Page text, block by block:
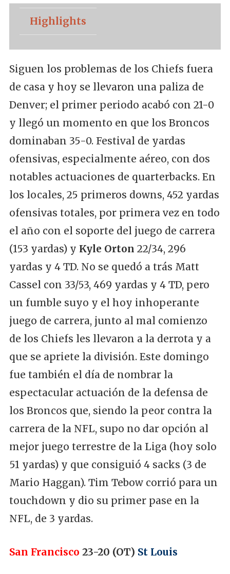
Highlights
Siguen los problemas de los Chiefs fuera
de casa y hoy se llevaron una paliza de
Denver; el primer periodo acabó con 21-0
y llegó un momento en que los Broncos
dominaban 35-0. Festival de yardas
ofensivas, especialmente aéreo, con dos
notables actuaciones de quarterbacks. En
los locales, 25 primeros downs, 452 yardas
ofensivas totales, por primera vez en todo
el año con el soporte del juego de carrera
(153 yardas) y Kyle Orton 22/34, 296
yardas y 4 TD. No se quedó a trás Matt
Cassel con 33/53, 469 yardas y 4 TD, pero
un fumble suyo y el hoy inhoperante
juego de carrera, junto al mal comienzo
de los Chiefs les llevaron a la derrota y a
que se apriete la división. Este domingo
fue también el día de nombrar la
espectacular actuación de la defensa de
los Broncos que, siendo la peor contra la
carrera de la NFL, supo no dar opción al
mejor juego terrestre de la Liga (hoy solo
51 yardas) y que consiguió 4 sacks (3 de
Mario Haggan). Tim Tebow corrió para un
touchdown y dio su primer pase en la
NFL, de 3 yardas.
San Francisco 23-20 (OT) St Louis